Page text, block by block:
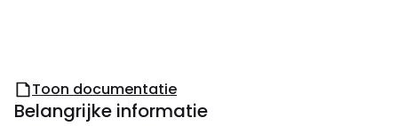
Toon documentatie
Belangrijke informatie